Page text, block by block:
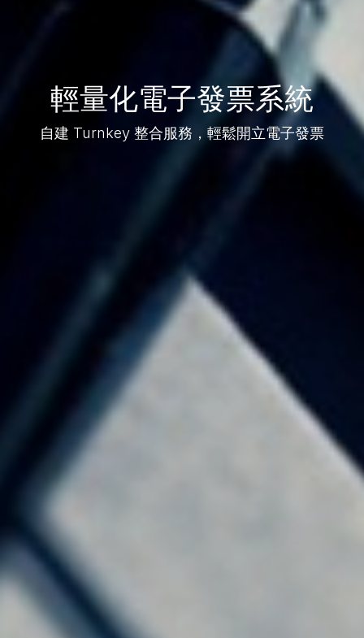
輕量化電子發票系統
自建 Turnkey 整合服務，輕鬆開立電子發票